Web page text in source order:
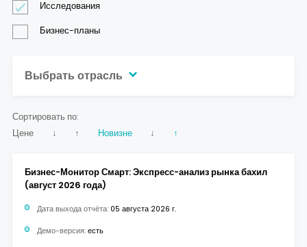
Сортировать по:
Цене
↓ ↑ Новизне ↓ ↑
Бизнес-Монитор Смарт: Экспресс-анализ рынка бахил
(август 2026 года)
Дата выхода отчёта: 05 августа 2026 г.
Демо-версия: есть
Исследования
Бизнес-планы
Выбрать отрасль